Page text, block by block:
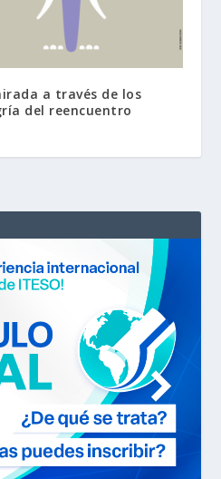
a través de los
del reencuentro